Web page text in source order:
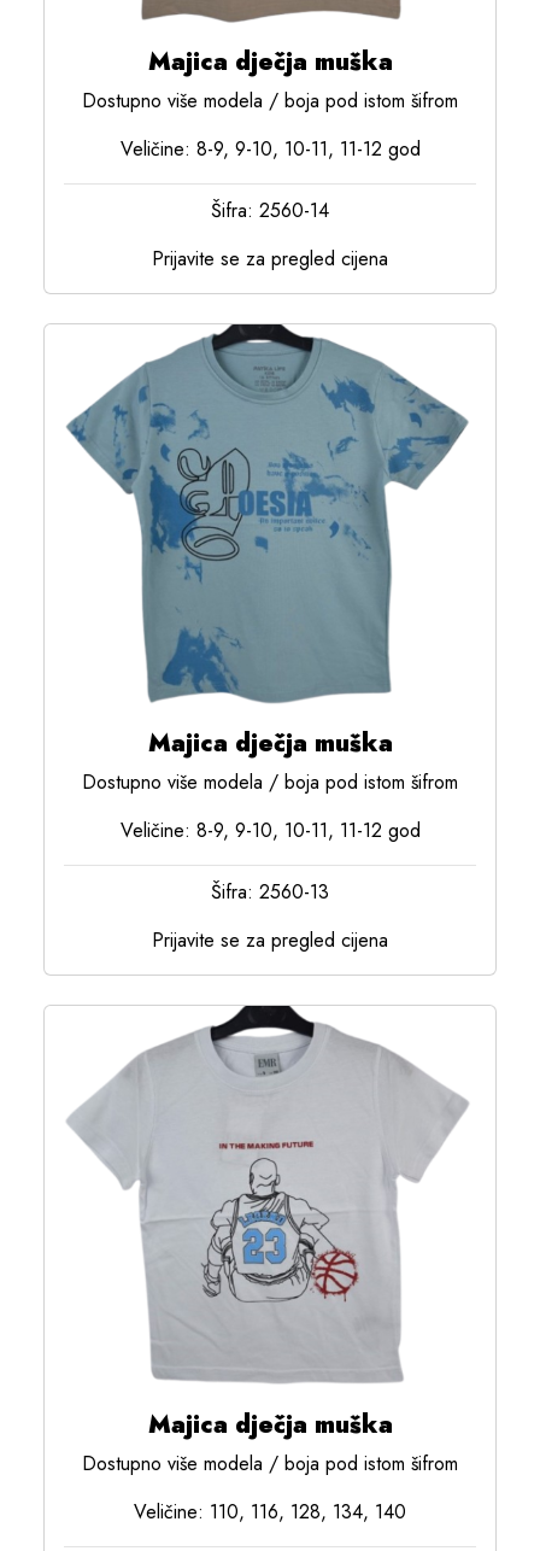
Majica dječja muška
Dostupno više modela / boja pod istom šifrom
Veličine: 8-9, 9-10, 10-11, 11-12 god
Šifra: 2560-14
Prijavite se za pregled cijena
Majica dječja muška
Dostupno više modela / boja pod istom šifrom
Veličine: 8-9, 9-10, 10-11, 11-12 god
Šifra: 2560-13
Prijavite se za pregled cijena
Majica dječja muška
Dostupno više modela / boja pod istom šifrom
Veličine: 110, 116, 128, 134, 140